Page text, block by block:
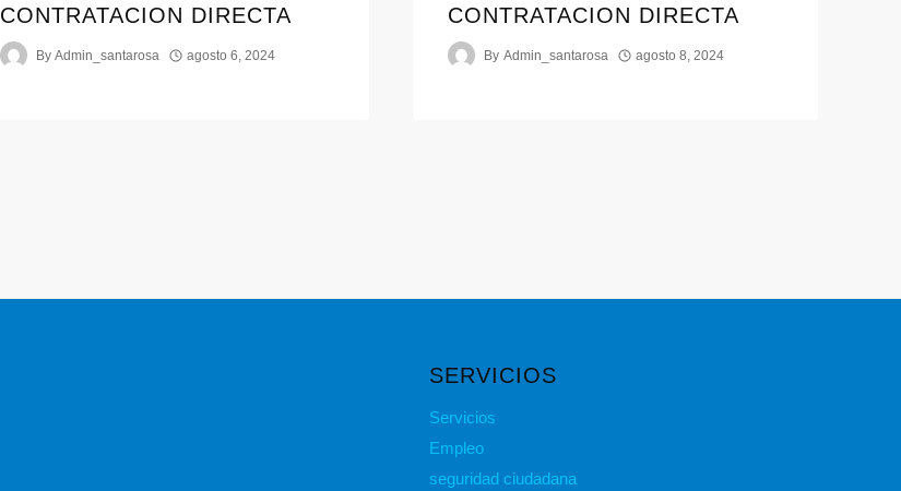
CONTRATACION DIRECTA
By Admin_santarosa agosto 6, 2024
CONTRATACION DIRECTA
By Admin_santarosa agosto 8, 2024
SERVICIOS
Servicios
Empleo
seguridad ciudadana